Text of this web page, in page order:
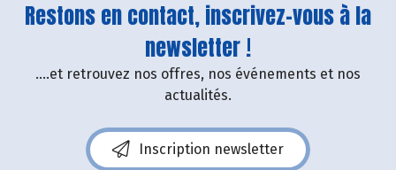
Restons en contact, inscrivez-vous à la
newsletter !
....et retrouvez nos offres, nos événements et nos
actualités.
Inscription newsletter